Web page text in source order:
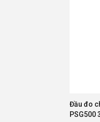
Đầu đo
PSG500